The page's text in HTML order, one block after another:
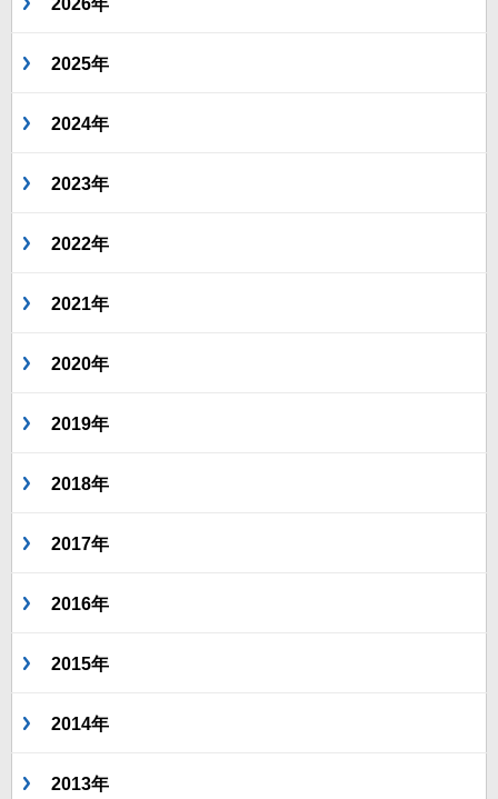
2025年
2024年
2023年
2022年
2021年
2020年
2019年
2018年
2017年
2016年
2015年
2014年
2013年